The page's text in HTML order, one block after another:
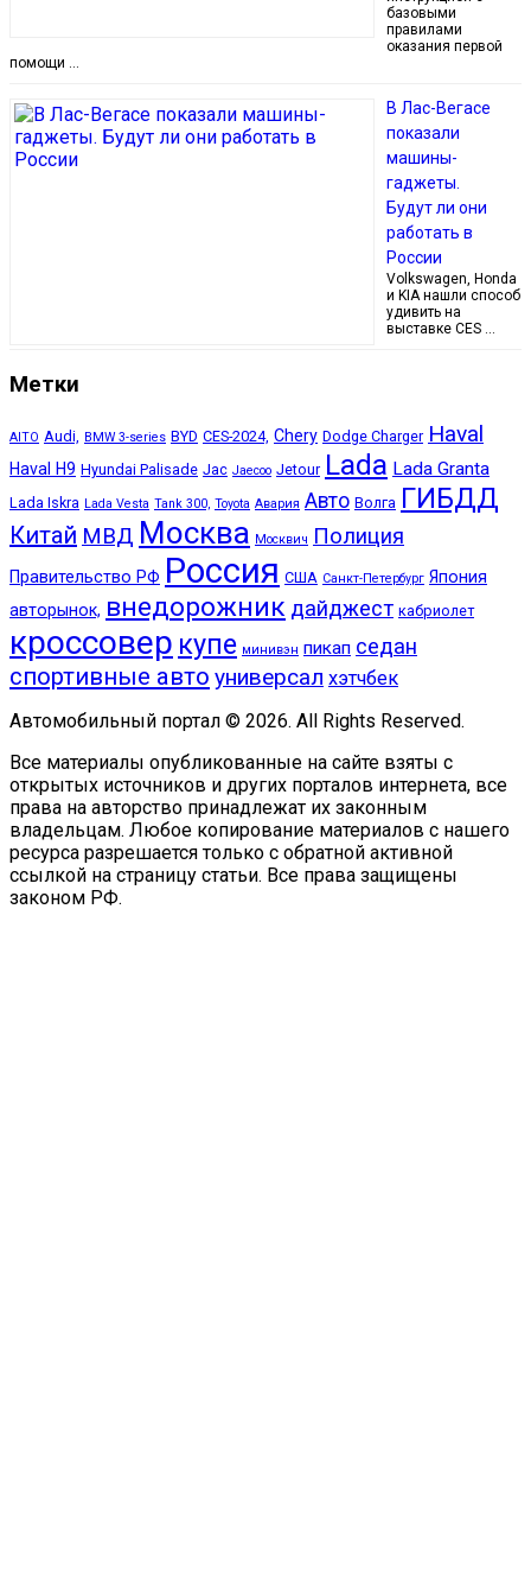
базовыми
правилами
оказания первой
помощи …
В Лас-Вегасе
показали
машины-
гаджеты.
Будут ли они
работать в
России
Volkswagen, Honda
и KIA нашли способ
удивить на
выставке CES …
Метки
AITO Audi, BMW 3-series BYD CES-2024, Chery Dodge Charger Haval
Haval H9 Hyundai Palisade Jac Jaecoo Jetour Lada Lada Granta
Lada Iskra Lada Vesta Tank 300, Toyota Авария Авто Волга ГИБДД
Китай МВД Москва Москвич Полиция
Правительство РФ Россия США Санкт-Петербург Япония
авторынок, внедорожник дайджест кабриолет
кроссовер купе минивэн пикап седан
спортивные авто универсал хэтчбек
Автомобильный портал © 2026. All Rights Reserved.
Все материалы опубликованные на сайте взяты с
открытых источников и других порталов интернета, все
права на авторство принадлежат их законным
владельцам. Любое копирование материалов с нашего
ресурса разрешается только с обратной активной
ссылкой на страницу статьи. Все права защищены
законом РФ.